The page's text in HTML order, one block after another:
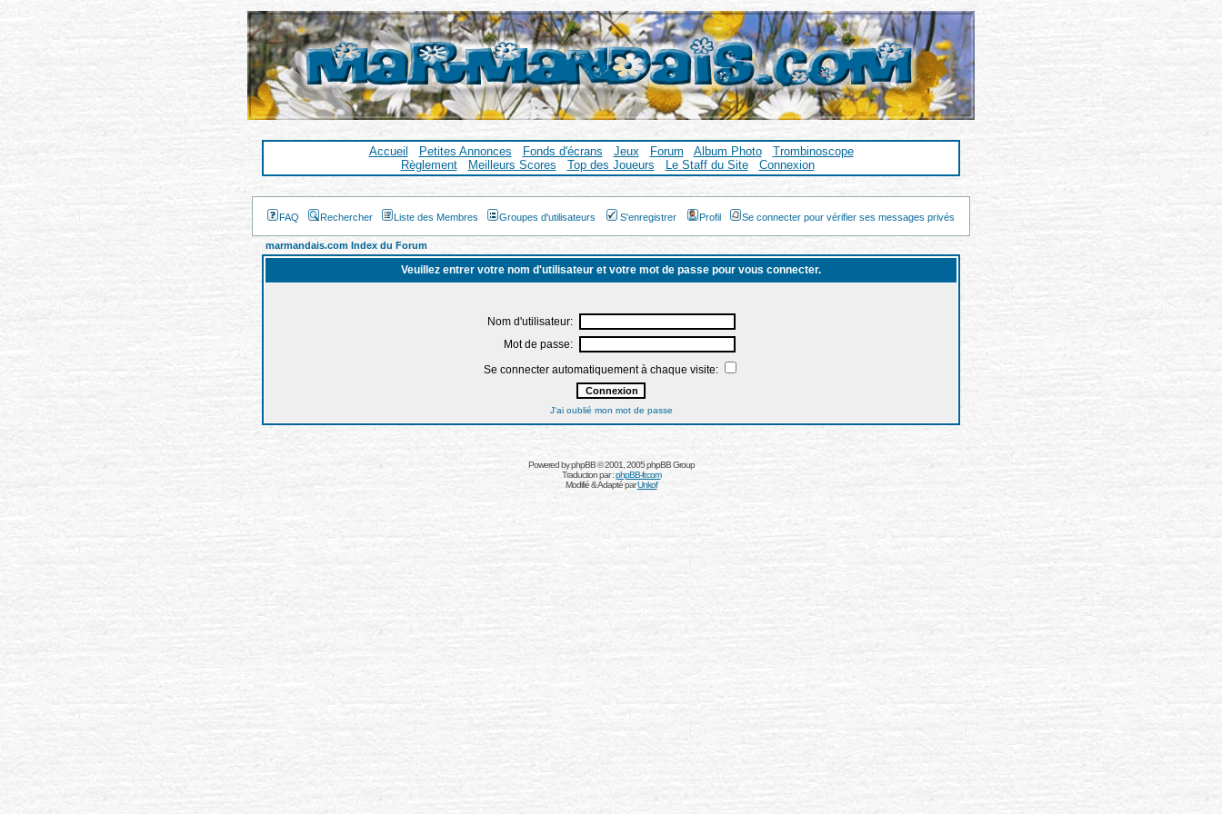
Accueil Petites Annonces Fonds d'écrans Jeux Forum Album Photo
Trombinoscope
Règlement
Meilleurs Scores Top des Joueurs Le Staff du Site Connexion
FAQ Rechercher Liste des Membres Groupes d'utilisateurs S'enregistrer Profil Se connecter pour vérifier ses messages privés
marmandais.com Index du Forum
Veuillez entrer votre nom d'utilisateur et votre mot de passe pour vous connecter.
Nom d'utilisateur:
Mot de passe:
Se connecter automatiquement à chaque visite:
J'ai oublié mon mot de passe
Powered byphpBB© 2001, 2005 phpBB Group
Traduction par :phpBB-fr.com
Modifié & Adapté parUnkof